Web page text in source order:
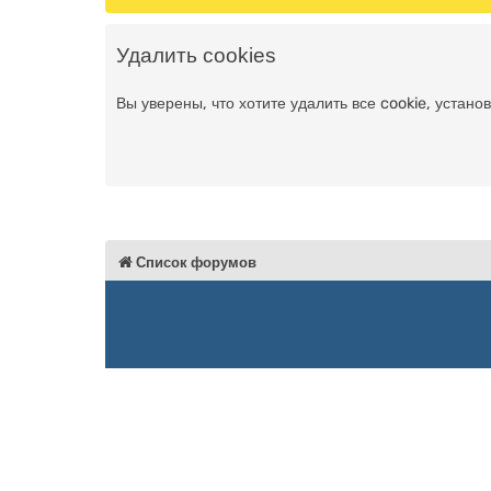
Удалить cookies
Вы уверены, что хотите удалить все cookie,
Список форумов